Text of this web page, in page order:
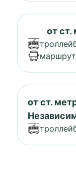
от ст.
от ст.